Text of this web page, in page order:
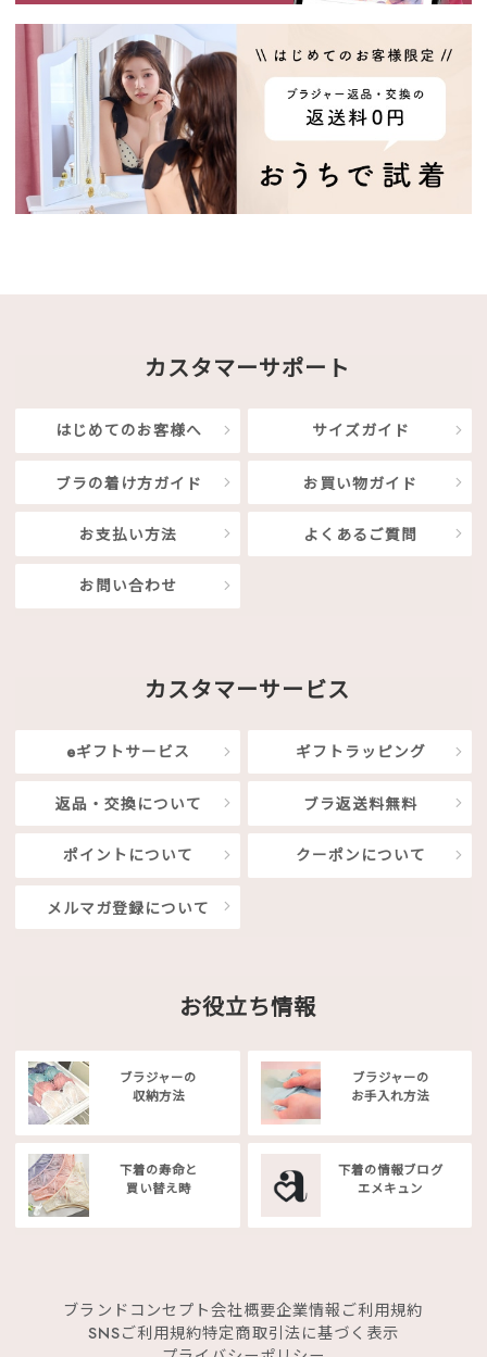
カスタマーサポート
はじめてのお客様へ サイズガイド
ブラの着け方ガイド お買い物ガイド
お支払い方法 よくあるご質問
お問い合わせ
カスタマーサービス
eギフトサービス ギフトラッピング
返品・交換について ブラ返送料無料
ポイントについて クーポンについて
メルマガ登録について
お役立ち情報
ブラジャーの
収納方法
ブラジャーの
お手入れ方法
下着の寿命と
買い替え時
下着の情報ブログ
エメキュン
ブランドコンセプト会社概要企業情報 ご利用規約
SNSご利用規約特定商取引法に基づく表示